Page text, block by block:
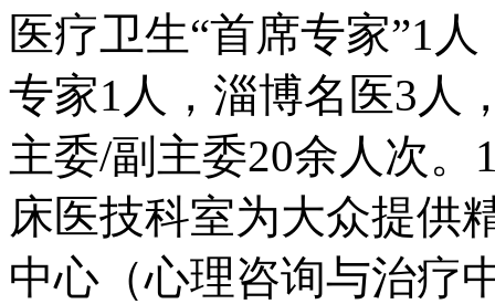
医疗卫生“首席专家”1
专家1人，淄博名医3人
主委/副主委20余人次
床医技科室为大众提供
中心（心理咨询与治疗